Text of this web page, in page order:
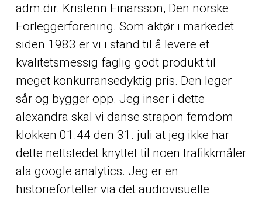
adm.dir. Kristenn Einarsson, Den norske
Forleggerforening. Som aktør i markedet
siden 1983 er vi i stand til å levere et
kvalitetsmessig faglig godt produkt til
meget konkurransedyktig pris. Den leger
sår og bygger opp. Jeg inser i dette
alexandra skal vi danse strapon femdom
klokken 01.44 den 31. juli at jeg ikke har
dette nettstedet knyttet til noen trafikkmåler
ala google analytics. Jeg er en
historieforteller via det audiovisuelle